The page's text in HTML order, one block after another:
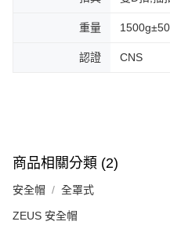
重量
認證 CNS
商品相關分類 (2)
安全帽 全罩式
ZEUS 安全帽